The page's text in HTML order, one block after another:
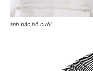
ảnh bác hồ cười